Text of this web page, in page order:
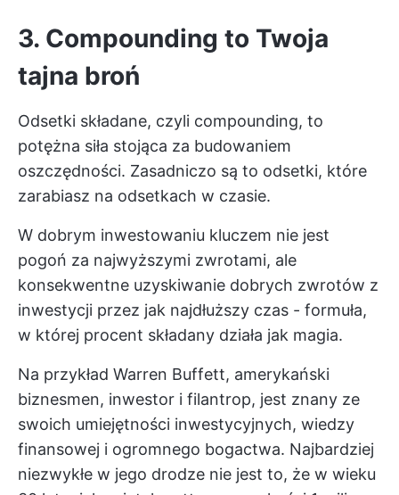
3. Compounding to Twoja
tajna broń
Odsetki składane, czyli compounding, to
potężna siła stojąca za budowaniem
oszczędności. Zasadniczo są to odsetki, które
zarabiasz na odsetkach w czasie.
W dobrym inwestowaniu kluczem nie jest
pogoń za najwyższymi zwrotami, ale
konsekwentne uzyskiwanie dobrych zwrotów z
inwestycji przez jak najdłuższy czas - formuła,
w której procent składany działa jak magia.
Na przykład Warren Buffett, amerykański
biznesmen, inwestor i filantrop, jest znany ze
swoich umiejętności inwestycyjnych, wiedzy
finansowej i ogromnego bogactwa. Najbardziej
niezwykłe w jego drodze nie jest to, że w wieku